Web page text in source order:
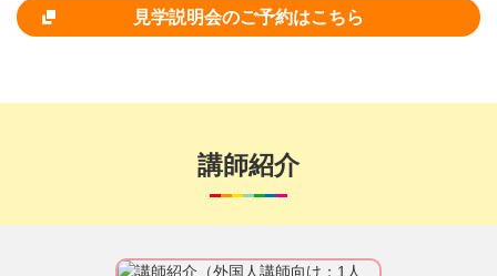
見学説明会のご予約はこちら
講師紹介